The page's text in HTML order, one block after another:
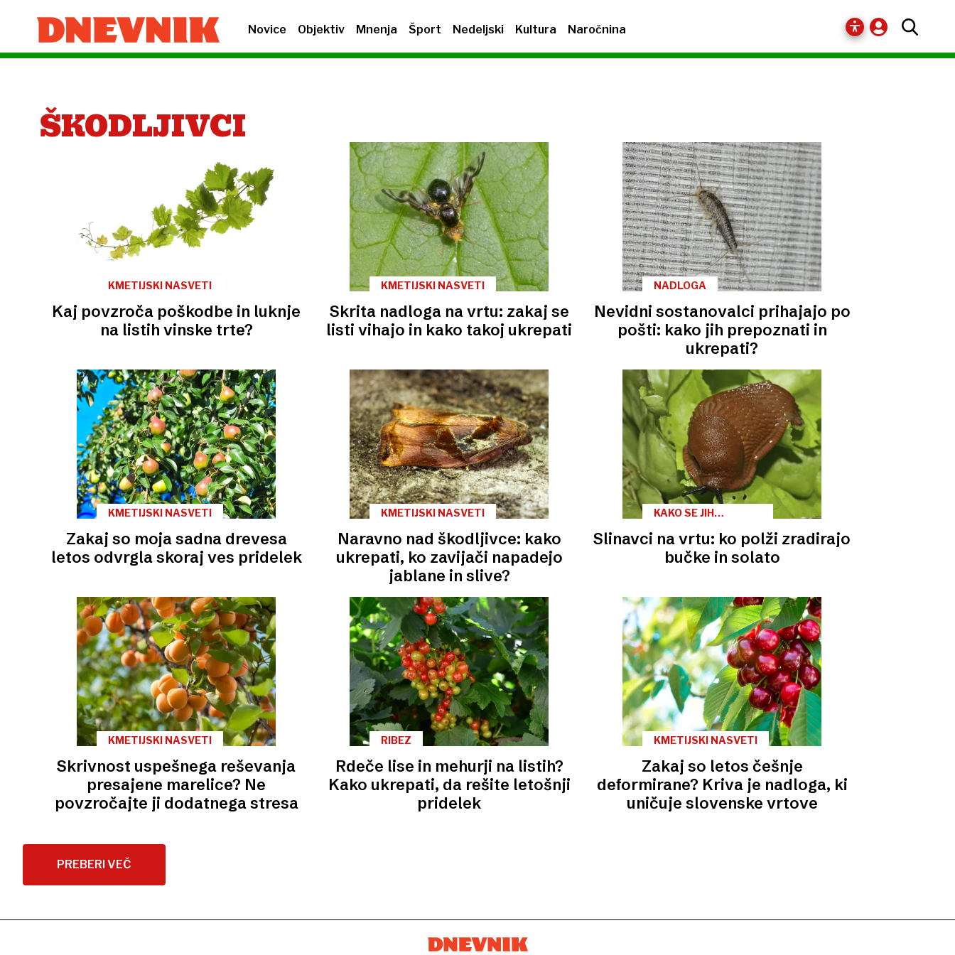
Novice Objektiv Mnenja Šport Nedeljski Kultura Naročnina
ŠKODLJIVCI
KMETIJSKI NASVETI
Kaj povzroča poškodbe in luknje
na listih vinske trte?
KMETIJSKI NASVETI
Skrita nadloga na vrtu: zakaj se
listi vihajo in kako takoj ukrepati
NADLOGA
Nevidni sostanovalci prihajajo po
pošti: kako jih prepoznati in
ukrepati?
KMETIJSKI NASVETI
Zakaj so moja sadna drevesa
letos odvrgla skoraj ves pridelek
KMETIJSKI NASVETI
Naravno nad škodljivce: kako
ukrepati, ko zavijači napadejo
jablane in slive?
KAKO SE JIH
Slinavci na vrtu: ko polži zradirajo
bučke in solato
KMETIJSKI NASVETI
Skrivnost uspešnega reševanja
presajene marelice? Ne
povzročajte ji dodatnega stresa
RIBEZ
Rdeče lise in mehurji na listih?
Kako ukrepati, da rešite letošnji
pridelek
KMETIJSKI NASVETI
Zakaj so letos češnje
deformirane? Kriva je nadloga, ki
uničuje slovenske vrtove
PREBERI VEČ